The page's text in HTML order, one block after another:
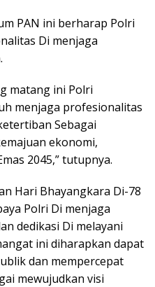
PAN ini berharap Polri
Di menjaga
matang ini Polri
menjaga profesionalitas
Sebagai
ekonomi,
2045,” tutupnya.
Hari Bhayangkara Di-78
Polri Di menjaga
dedikasi Di melayani
ini diharapkan dapat
dan mempercepat
mewujudkan visi